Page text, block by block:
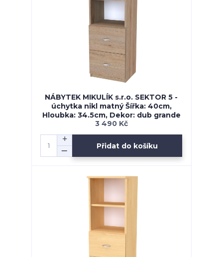
NÁBYTEK MIKULÍK s.r.o. SEKTOR 5 -
úchytka nikl matný Šířka: 40cm,
Hloubka: 34.5cm, Dekor: dub grande
3 490 Kč
Přidat do košíku